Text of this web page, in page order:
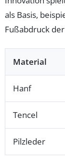
als Basis,
Fußabdruck
Material
Hanf
Tencel
Pilzleder